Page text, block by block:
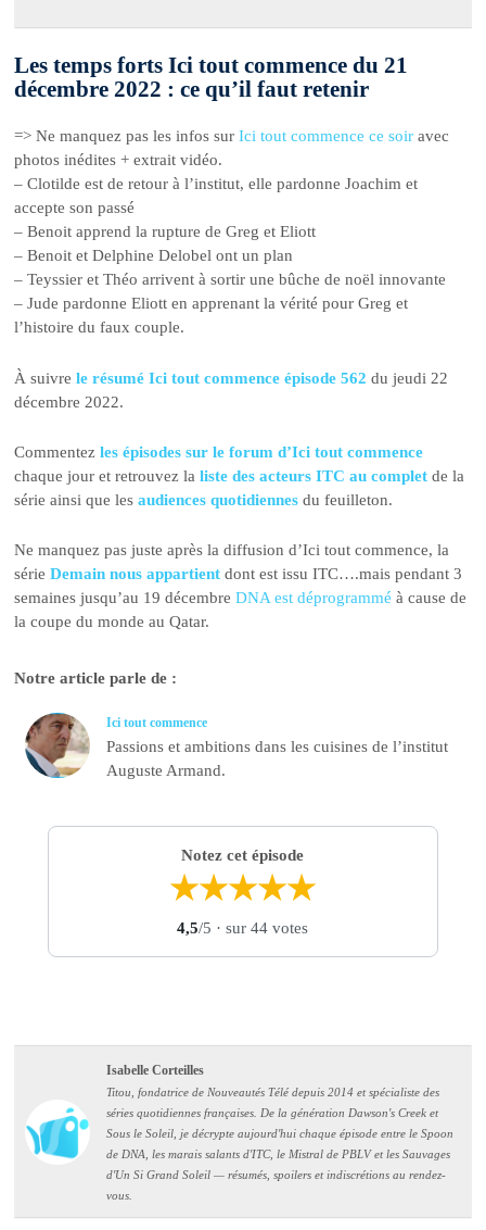
Les temps forts Ici tout commence du 21
décembre 2022 : ce qu’il faut retenir
=> Ne manquez pas les infos surIci tout commence ce soir avec
photos inédites + extrait vidéo.
– Clotilde est de retour à l’institut, elle pardonne Joachim et
accepte son passé
– Benoit apprend la rupture de Greg et Eliott
– Benoit et Delphine Delobel ont un plan
– Teyssier et Théo arrivent à sortir une bûche de noël innovante
– Jude pardonne Eliott en apprenant la vérité pour Greg et
l’histoire du faux couple.
À suivrele résumé Ici tout commence épisode 562 du jeudi 22
décembre 2022.
Commentezles épisodes sur le forum d’Ici tout commence
chaque jour et retrouvez laliste des acteurs ITC au complet de la
série ainsi que lesaudiences quotidiennesdu feuilleton.
Ne manquez pas juste après la diffusion d’Ici tout commence, la
sérieDemain nous appartient dont est issu ITC….mais pendant 3
semaines jusqu’au 19 décembreDNA est déprogrammé à cause de
la coupe du monde au Qatar.
Notre article parle de :
Ici tout commence
Passions et ambitions dans les cuisines de l’institut
Auguste Armand.
Notez cet épisode
★★★★★
4,5/5 · sur 44 votes
Isabelle Corteilles
Titou, fondatrice de Nouveautés Télé depuis 2014 et spécialiste des
séries quotidiennes françaises. De la génération Dawson's Creek et
Sous le Soleil, je décrypte aujourd'hui chaque épisode entre le Spoon
de DNA, les marais salants d'ITC, le Mistral de PBLV et les Sauvages
d'Un Si Grand Soleil — résumés, spoilers et indiscrétions au rendez-
vous.